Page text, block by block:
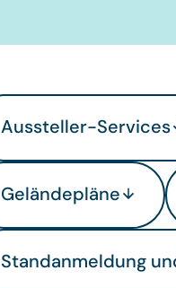
Aussteller-Services
Geländepläne
Standanmeldung